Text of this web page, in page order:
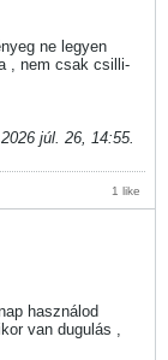
ne legyen
, nem csak csilli-
2026 júl. 26, 14:55.
1 like
használod
van dugulás ,